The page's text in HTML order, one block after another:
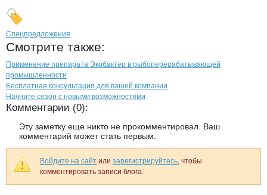
Спецпредложения
Смотрите также:
Применение препарата Экобактер в рыбоперерабатывающей
промышленности
Бесплатная консультация для вашей компании
Начните сезон с новыми возможностями
Комментарии (0):
Эту заметку еще никто не прокомментировал. Ваш
комментарий может стать первым.
Войдите на сайт или зарегистрируйтесь, чтобы
комментировать записи блога.